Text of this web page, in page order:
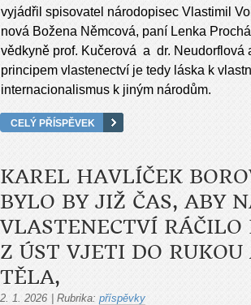
vyjádřil spisovatel národopisec Vlastimil
nová Božena Němcová, paní Lenka
vědkyně prof. Kučerová a dr. Neudorflová
principem vlastenectví je tedy láska k
internacionalismus k jiným národům.
CELÝ PŘÍSPĚVEK
KAREL HAVLÍČEK
BYLO BY JIŽ ČAS, ABY
VLASTENECTVÍ RÁČILO
Z ÚST VJETI DO RUKOU
TĚLA,
2. 1. 2026 Rubrika: příspěvky